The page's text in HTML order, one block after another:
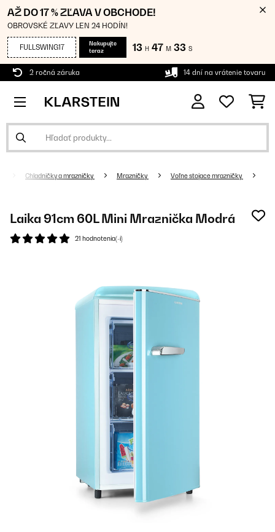
AŽ DO 17 % ZĽAVA V OBCHODE!
OBROVSKÉ ZĽAVY LEN 24 HODÍN!
FULLSWING17
Nakupujte
teraz
13 H 47 M 33 S
2 ročná záruka 14 dní na vrátenie tovaru
Chladničky a mrazničky Mrazničky Voľne stojace mrazničky
Laika 91cm 60L Mini Mraznička Modrá
21 hodnotenia(-í)